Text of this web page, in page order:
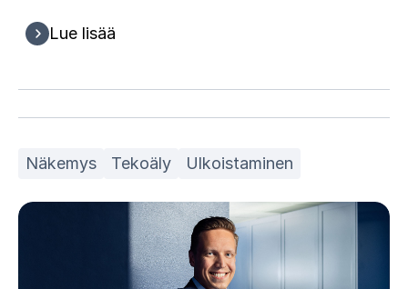
Lue lisää
Näkemys Tekoäly Ulkoistaminen